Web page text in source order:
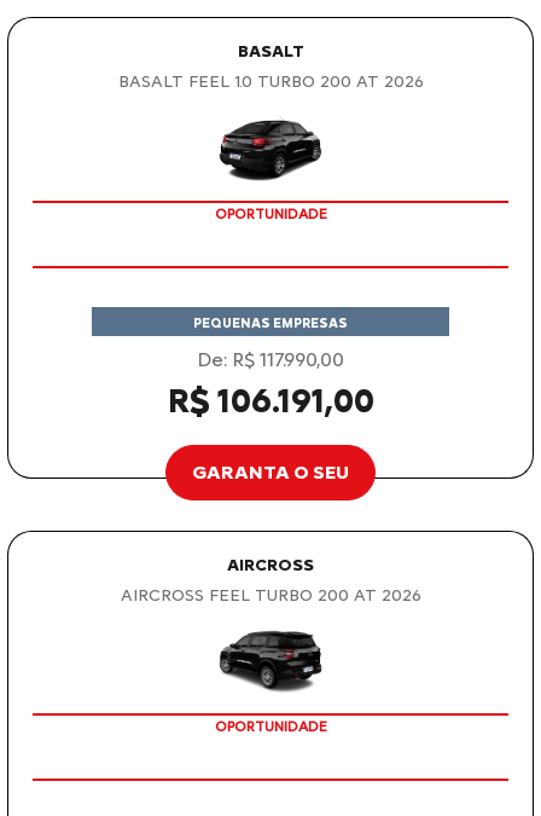
BASALT
BASALT FEEL 1.0 TURBO 200 AT 2026
OPORTUNIDADE
PEQUENAS EMPRESAS
De: R$ 117.990,00
R$ 106.191,00
GARANTA O SEU
AIRCROSS
AIRCROSS FEEL TURBO 200 AT 2026
OPORTUNIDADE